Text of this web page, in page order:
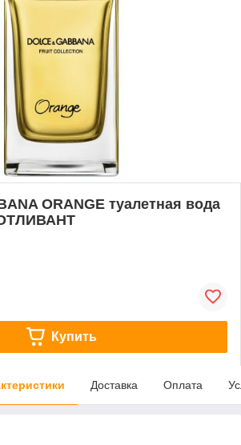
ORANGE туалетная вода
ОТЛИВАНТ
Купить
Доставка Оплата